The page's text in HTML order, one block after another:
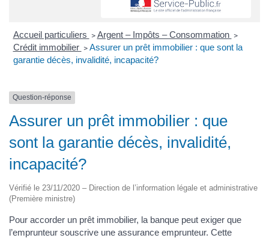
Accueil particuliers > Argent – Impôts – Consommation >
Crédit immobilier > Assurer un prêt immobilier : que sont la
garantie décès, invalidité, incapacité?
Question-réponse
Assurer un prêt immobilier : que
sont la garantie décès, invalidité,
incapacité?
Vérifié le 23/11/2020 – Direction de l’information légale et administrative
(Première ministre)
Pour accorder un prêt immobilier, la banque peut exiger que
l’emprunteur souscrive une assurance emprunteur. Cette